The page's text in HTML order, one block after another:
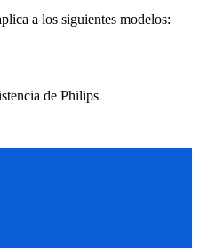
a los siguientes modelos:
de Philips